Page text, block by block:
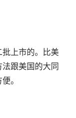
上市的。比美
跟美国的大同
。